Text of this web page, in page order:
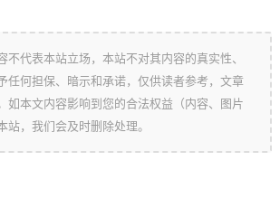
不代表本站立场，本站不对其内容的真实性、
任何担保、暗示和承诺，仅供读者参考，文章
如本文内容影响到您的合法权益（内容、图片
站，我们会及时删除处理。